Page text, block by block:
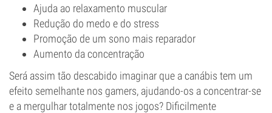
Ajuda ao relaxamento muscular
Redução do medo e do stress
Promoção de um sono mais reparador
Aumento da concentração
Será assim tão descabido imaginar que a canábis tem um
efeito semelhante nos gamers, ajudando-os a concentrar-se
e a mergulhar totalmente nos jogos? Dificilmente